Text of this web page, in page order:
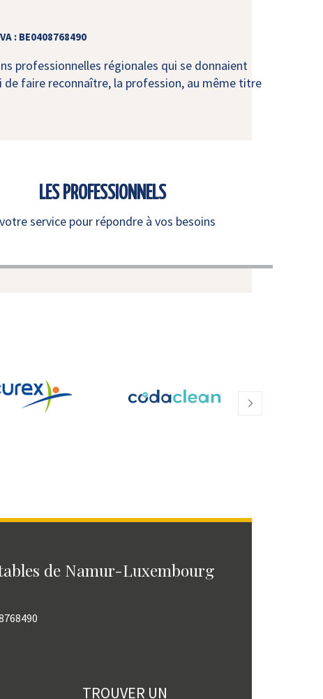
: BE0408768490
professionnelles régionales qui se donnaient
faire reconnaître, la profession, au même titre
LES PROFESSIONNELS
service pour répondre à vos besoins
de Namur-Luxembourg
TROUVER UN